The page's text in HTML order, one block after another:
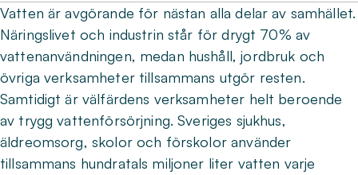
Vatten är avgörande för nästan alla delar av samhället.
Näringslivet och industrin står för drygt 70% av
vattenanvändningen, medan hushåll, jordbruk och
övriga verksamheter tillsammans utgör resten.
Samtidigt är välfärdens verksamheter helt beroende
av trygg vattenförsörjning. Sveriges sjukhus,
äldreomsorg, skolor och förskolor använder
tillsammans hundratals miljoner liter vatten varje